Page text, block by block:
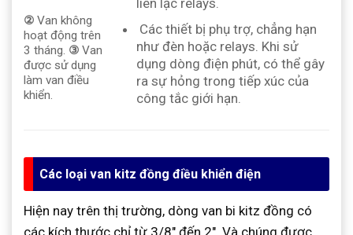
② Van không
hoạt động trên
3 tháng. ③ Van
được sử dụng
làm van điều
khiển.
liên lạc relays.
Các thiết bị phụ trợ, chẳng hạn
như đèn hoặc relays. Khi sử
dụng dòng điện phút, có thể gây
ra sự hỏng trong tiếp xúc của
công tắc giới hạn.
Các loại van kitz đồng điều khiển điện
Hiện nay trên thị trường, dòng van bi kitz đồng có